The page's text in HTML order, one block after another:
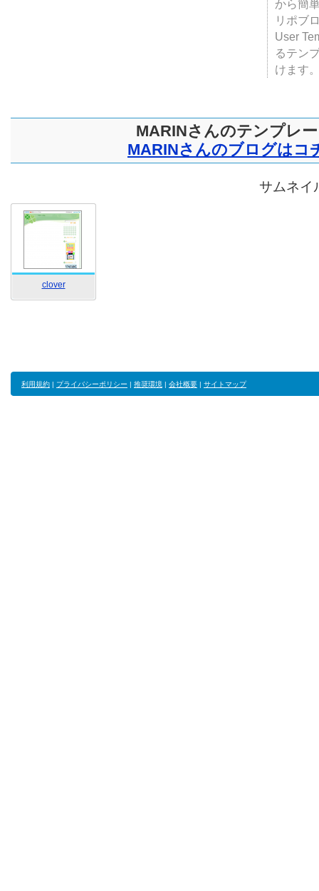
から簡
リポブ
User
るテン
けます
MARINさんのテンプレ
MARINさんのブログはコ
サムネイ
clover
利用規約 | プライバシーポリシー | 推奨環境 | 会社概要 | サイトマップ